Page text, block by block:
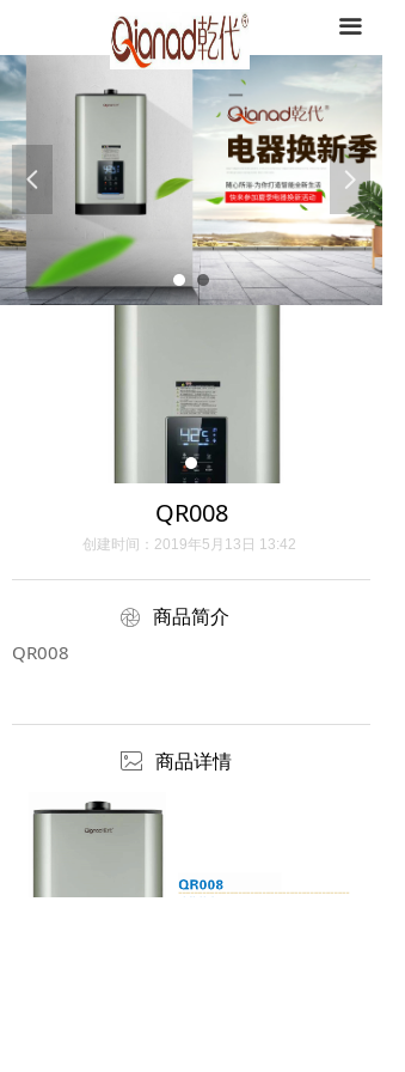
끀
넳 넲
QR008
商品简介
创建时间： 2019年5月13日 13:42
QR008
商品详情
ꁵ
ꂈ